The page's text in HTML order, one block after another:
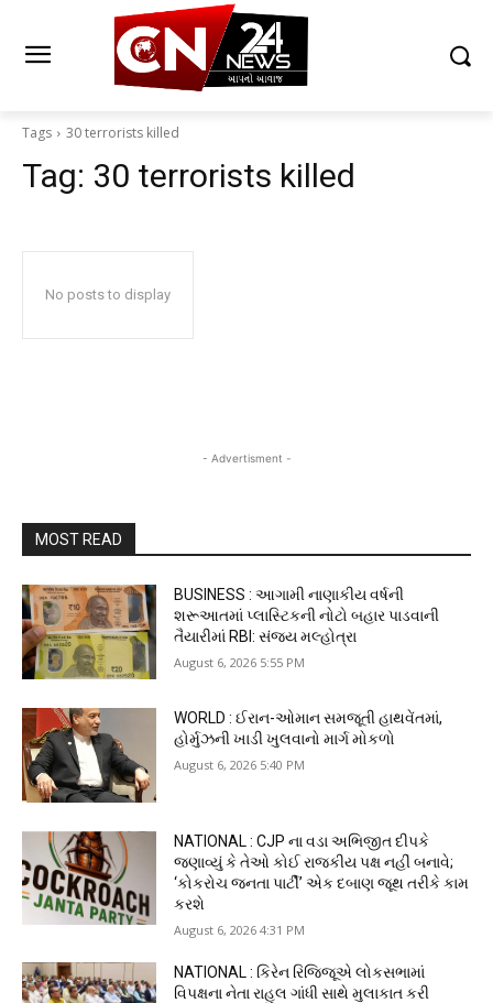
Tags 30 terrorists killed
Tag: 30 terrorists killed
No posts to display
- Advertisment -
MOST READ
BUSINESS : આગામી નાણાકીય વર્ષની
શરૂઆતમાં પ્લાસ્ટિકની નોટો બહાર પાડવાની
તૈયારીમાં RBI: સંજય મલ્હોત્રા
August 6, 2026 5:55 PM
WORLD : ઈરાન-ઓમાન સમજૂતી હાથવેંતમાં,
હોર્મુઝની ખાડી ખુલવાનો માર્ગ મોકળો
August 6, 2026 5:40 PM
NATIONAL : CJP ના વડા અભિજીત દીપકે
જણાવ્યું કે તેઓ કોઈ રાજકીય પક્ષ નહીં બનાવે;
‘કોકરોચ જનતા પાર્ટી’ એક દબાણ જૂથ તરીકે કામ
કરશે
August 6, 2026 4:31 PM
NATIONAL : કિરેન રિજિજૂએ લોકસભામાં
વિપક્ષના નેતા રાહુલ ગાંધી સાથે મુલાકાત કરી